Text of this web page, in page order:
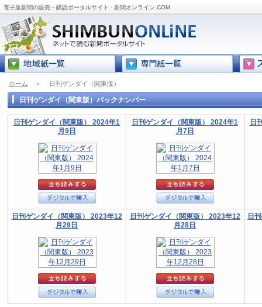
電子版新聞の販売・購読ポータルサイト - 新聞オンライン.COM
ホーム ＞ 日刊ゲンダイ（関東版）
日刊ゲンダイ（関東版）バックナンバー
日刊ゲンダイ（関東版） 2024年1
月9日
日刊ゲンダイ（関東版） 2024年1
月7日
日
日刊ゲンダイ（関東版） 2023年12
月29日
日刊ゲンダイ（関東版） 2023年12
月28日
日